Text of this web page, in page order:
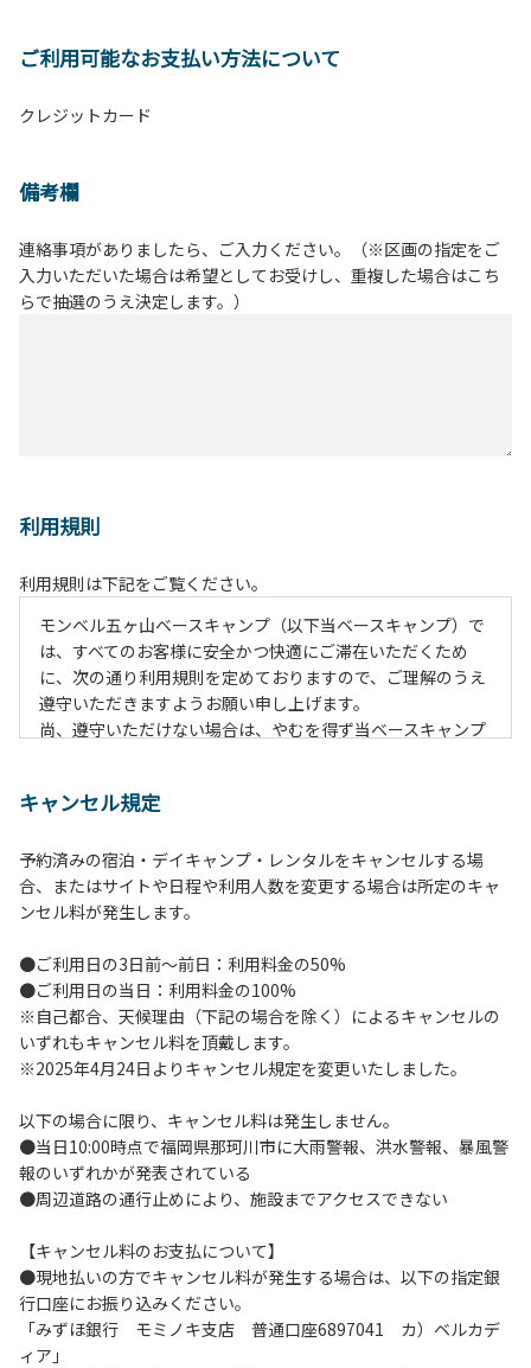
ご利用可能なお支払い方法について
クレジットカード
備考欄
連絡事項がありましたら、ご入力ください。（※区画の指定をご
入力いただいた場合は希望としてお受けし、重複した場合はこち
らで抽選のうえ決定します。）
利用規則
利用規則は下記をご覧ください。
モンベル五ヶ山ベースキャンプ（以下当ベースキャンプ）で
は、すべてのお客様に安全かつ快適にご滞在いただくため
に、次の通り利用規則を定めておりますので、ご理解のうえ
遵守いただきますようお願い申し上げます。
尚、遵守いただけない場合は、やむを得ず当ベースキャンプ
【当ベースキャンプ利用に際してのご案内ならびに注意事
１．貴重品の管理は各自で行ってください。
２．利用におけるルールを遵守いただき、ご自身で事故の防
止に努めてください。
い。
４．当ベースキャンプ内を車で移動する場合は徐行運転（5
ｋｍ/ｈ以下）を行なってください。
５．駐車車輌のダッシュボードに受付時お渡しする駐車プレ
ートを掲示してください。
てください。
７．BBQ及び焚火台の灰につきましては鎮火を確認した上で
指定の回収場所へ廃棄してください。
８．ペットの糞は燃えるごみとして処理してください。
序、善良の風俗に反する恐れのある場合には、ご利用をお断
りいたします。
１０．不可抗力以外の事由により建造物、家具、備品、その
他の物品を損傷、紛失、汚染させた場合には、相当額を弁償
していただくことがあります。
キャンセル規定
予約済みの宿泊・デイキャンプ・レンタルをキャンセルする場
合、またはサイトや日程や利用人数を変更する場合は所定のキャ
ンセル料が発生します。
●ご利用日の3日前～前日：利用料金の50%
●ご利用日の当日：利用料金の100%
※自己都合、天候理由（下記の場合を除く）によるキャンセルの
いずれもキャンセル料を頂戴します。
※2025年4月24日よりキャンセル規定を変更いたしました。
以下の場合に限り、キャンセル料は発生しません。
●当日10:00時点で福岡県那珂川市に大雨警報、洪水警報、暴風警
報のいずれかが発表されている
●周辺道路の通行止めにより、施設までアクセスできない
【キャンセル料のお支払について】
●現地払いの方でキャンセル料が発生する場合は、以下の指定銀
行口座にお振り込みください。
「みずほ銀行 モミノキ支店 普通口座6897041 カ）ベルカデ
ィア」